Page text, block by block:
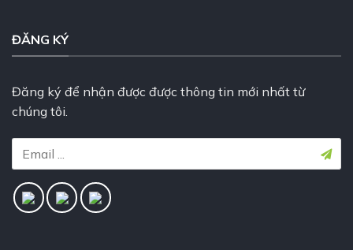
ĐĂNG KÝ
Đăng ký để nhận được được thông tin mới nhất từ
chúng tôi.